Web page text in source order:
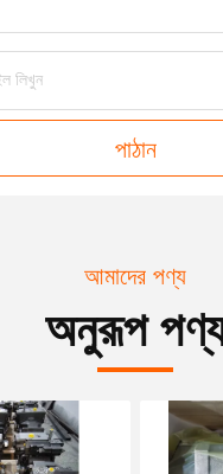
পাঠান
আমাদের পণ্য
অনুরূপ